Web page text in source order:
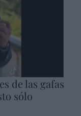
de las gafas
sólo